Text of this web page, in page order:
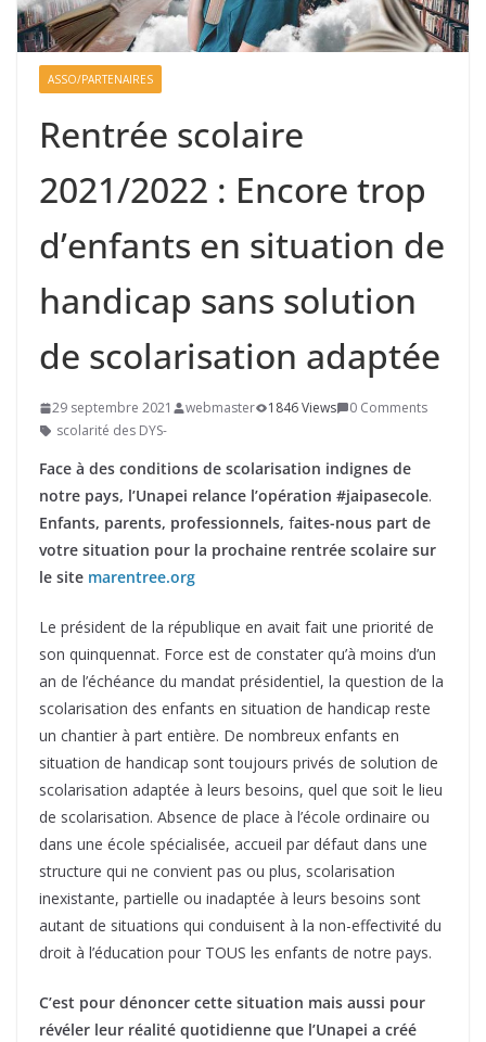
ASSO/PARTENAIRES
Rentrée scolaire
2021/2022 : Encore trop
d’enfants en situation de
handicap sans solution
de scolarisation adaptée
29 septembre 2021 webmaster 1846 Views
0 Comments
scolarité des DYS-
Face à des conditions de scolarisation indignes de
notre pays, l’Unapei relance l’opération #jaipasecole.
Enfants, parents, professionnels, faites-nous part de
votre situation pour la prochaine rentrée scolaire sur
le site marentree.org
Le président de la république en avait fait une priorité de
son quinquennat. Force est de constater qu’à moins d’un
an de l’échéance du mandat présidentiel, la question de la
scolarisation des enfants en situation de handicap reste
un chantier à part entière. De nombreux enfants en
situation de handicap sont toujours privés de solution de
scolarisation adaptée à leurs besoins, quel que soit le lieu
de scolarisation. Absence de place à l’école ordinaire ou
dans une école spécialisée, accueil par défaut dans une
structure qui ne convient pas ou plus, scolarisation
inexistante, partielle ou inadaptée à leurs besoins sont
autant de situations qui conduisent à la non-effectivité du
droit à l’éducation pour TOUS les enfants de notre pays.
C’est pour dénoncer cette situation mais aussi pour
révéler leur réalité quotidienne que l’Unapei a créé